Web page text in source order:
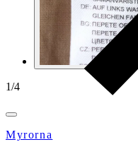
1/4
Myrorna